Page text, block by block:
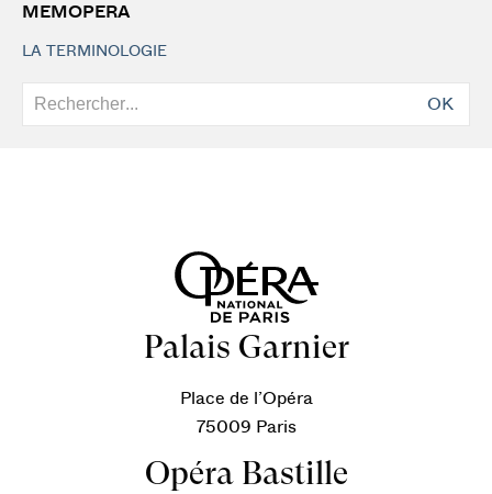
MEMOPERA
LA TERMINOLOGIE
OK
Palais Garnier
Place de l’Opéra
75009 Paris
Opéra Bastille